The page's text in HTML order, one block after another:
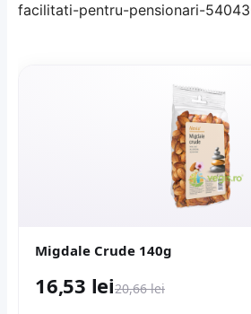
Migdale Crude 140g
16,53 lei20,66 lei